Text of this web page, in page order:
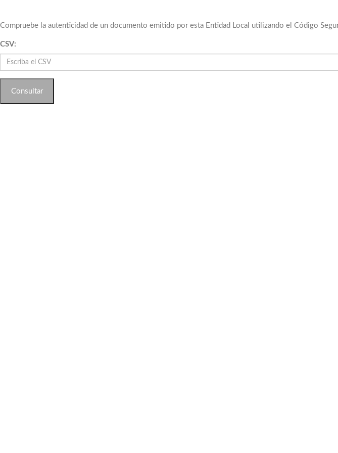
Compruebe la autenticidad de un documento emitido por esta Entidad Local utilizando el Código
CSV:
Consultar